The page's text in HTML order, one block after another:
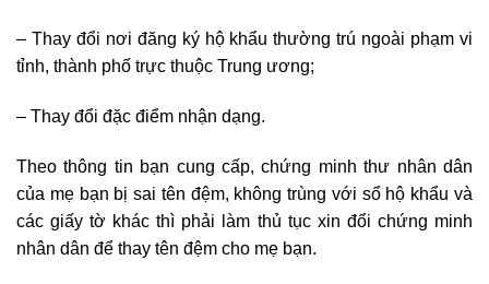
– Thay đổi nơi đăng ký hộ khẩu thường trú ngoài phạm vi
tỉnh, thành phố trực thuộc Trung ương;
– Thay đổi đặc điểm nhận dạng.
Theo thông tin bạn cung cấp, chứng minh thư nhân dân
của mẹ bạn bị sai tên đệm, không trùng với sổ hộ khẩu và
các giấy tờ khác thì phải làm thủ tục xin đổi chứng minh
nhân dân để thay tên đệm cho mẹ bạn.